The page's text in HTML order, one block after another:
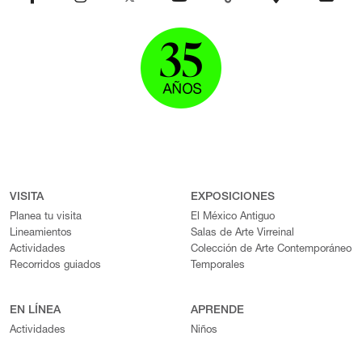
VISITA
Planea tu visita
Lineamientos
Actividades
Recorridos guiados
EXPOSICIONES
El México Antiguo
Salas de Arte Virreinal
Colección de Arte Contemporáneo
Temporales
EN LÍNEA
Actividades
APRENDE
Niños